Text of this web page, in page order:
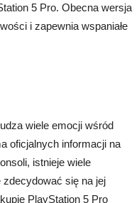
5 Pro. Obecna wersja
i zapewnia wspaniałe
wiele emocji wśród
oficjalnych informacji na
istnieje wiele
się na jej
PlayStation 5 Pro